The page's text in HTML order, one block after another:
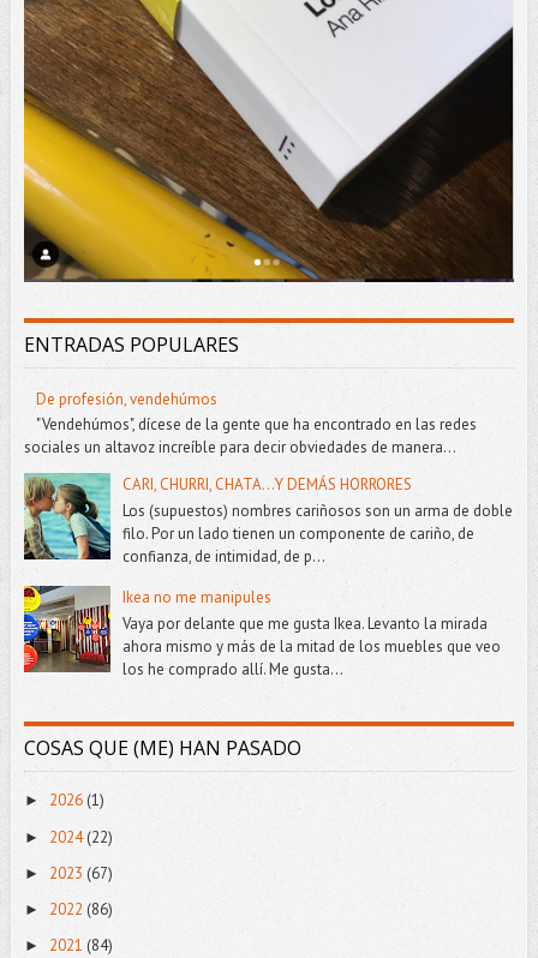
ENTRADAS POPULARES
De profesión, vendehúmos
"Vendehúmos", dícese de la gente que ha encontrado en las redes
sociales un altavoz increíble para decir obviedades de manera...
CARI, CHURRI, CHATA...Y DEMÁS HORRORES
Los (supuestos) nombres cariñosos son un arma de doble
filo. Por un lado tienen un componente de cariño, de
confianza, de intimidad, de p...
Ikea no me manipules
Vaya por delante que me gusta Ikea. Levanto la mirada
ahora mismo y más de la mitad de los muebles que veo
los he comprado allí. Me gusta...
COSAS QUE (ME) HAN PASADO
► 2026 (1)
► 2024(22)
► 2023 (67)
► 2022 (86)
► 2021 (84)